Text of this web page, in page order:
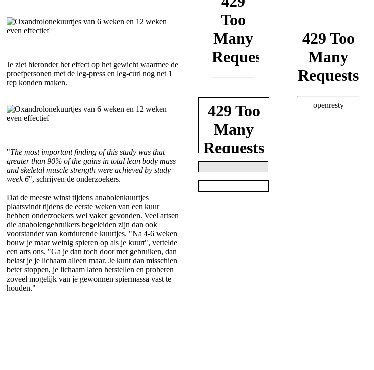
Je ziet hieronder het effect op het gewicht waarmee de
proefpersonen met de leg-press en leg-curl nog net 1
rep konden maken.
"The most important finding of this study was that
greater than 90% of the gains in total lean body mass
and skeletal muscle strength were achieved by study
week 6", schrijven de onderzoekers.
Dat de meeste winst tijdens anabolenkuurtjes
plaatsvindt tijdens de eerste weken van een kuur
hebben onderzoekers wel vaker gevonden. Veel artsen
die anabolengebruikers begeleiden zijn dan ook
voorstander van kortdurende kuurtjes. "Na 4-6 weken
bouw je maar weinig spieren op als je kuurt", vertelde
een arts ons. "Ga je dan toch door met gebruiken, dan
belast je je lichaam alleen maar. Je kunt dan misschien
beter stoppen, je lichaam laten herstellen en proberen
zoveel mogelijk van je gewonnen spiermassa vast te
houden."